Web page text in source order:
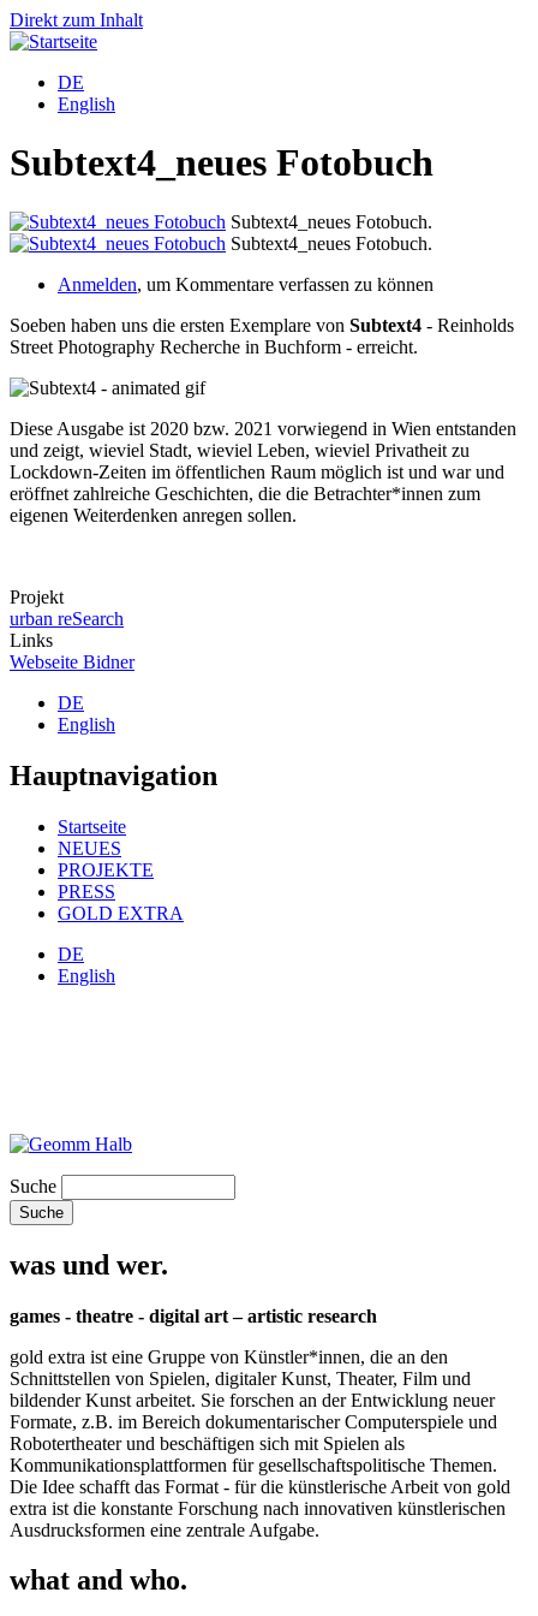
Direkt zum Inhalt
DE
English
Subtext4_neues Fotobuch
Subtext4_neues Fotobuch.
Subtext4_neues Fotobuch.
Anmelden, um Kommentare verfassen zu können
Soeben haben uns die ersten Exemplare von Subtext4 - Reinholds
Street Photography Recherche in Buchform - erreicht.
Diese Ausgabe ist 2020 bzw. 2021 vorwiegend in Wien entstanden
und zeigt, wieviel Stadt, wieviel Leben, wieviel Privatheit zu
Lockdown-Zeiten im öffentlichen Raum möglich ist und war und
eröffnet zahlreiche Geschichten, die die Betrachter*innen zum
eigenen Weiterdenken anregen sollen.
Projekt
urban reSearch
Links
Webseite Bidner
DE
English
Hauptnavigation
Startseite
NEUES
PROJEKTE
PRESS
GOLD EXTRA
DE
English
Suche
was und wer.
games - theatre - digital art – artistic research
gold extra ist eine Gruppe von Künstler*innen, die an den
Schnittstellen von Spielen, digitaler Kunst, Theater, Film und
bildender Kunst arbeitet. Sie forschen an der Entwicklung neuer
Formate, z.B. im Bereich dokumentarischer Computerspiele und
Robotertheater und beschäftigen sich mit Spielen als
Kommunikationsplattformen für gesellschaftspolitische Themen.
Die Idee schafft das Format - für die künstlerische Arbeit von gold
extra ist die konstante Forschung nach innovativen künstlerischen
Ausdrucksformen eine zentrale Aufgabe.
what and who.